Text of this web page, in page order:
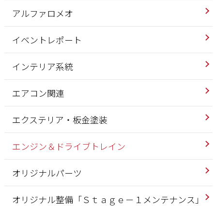
アルファロメオ
イベントレポート
インテリア系統
エアコン関連
エクステリア・板金塗装
エンジン＆ドライブトレイン
オリジナルパーツ
オリジナル整備「Ｓｔａｇｅ－１メンテナンス」